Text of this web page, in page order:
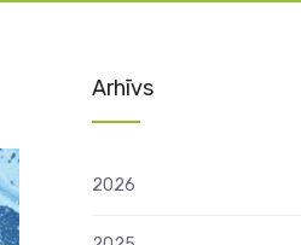
Arhīvs
2026